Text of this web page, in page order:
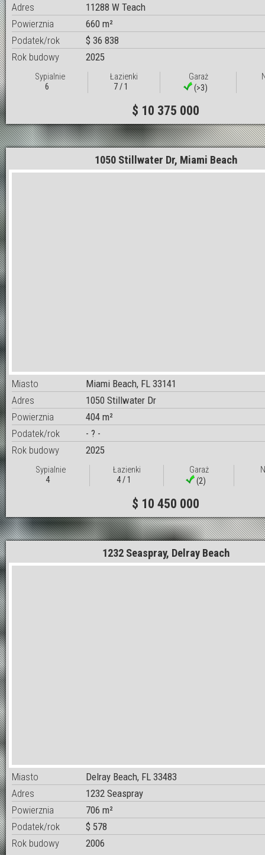
Adres
11288 W Teach
Powierznia
660 m²
Podatek/rok
$ 36 838
Rok budowy
2025
Sypialnie
6
Łazienki
7 / 1
Garaż
(>3)
$ 10 375 000
1050 Stillwater Dr, Miami Beach
Miasto
Miami Beach, FL 33141
Adres
1050 Stillwater Dr
Powierznia
404 m²
Podatek/rok
- ? -
Rok budowy
2025
Sypialnie
4
Łazienki
4 / 1
Garaż
(2)
$ 10 450 000
1232 Seaspray, Delray Beach
Miasto
Delray Beach, FL 33483
Adres
1232 Seaspray
Powierznia
706 m²
Podatek/rok
$ 578
Rok budowy
2006